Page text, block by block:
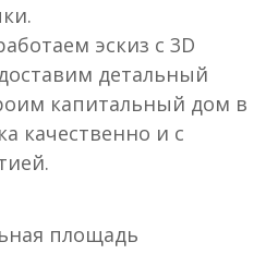
эскиз с 3D
детальный
капитальный дом в
качественно и с
площадь